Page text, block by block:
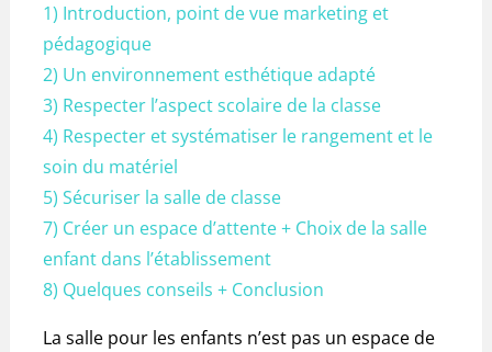
1) Introduction, point de vue marketing et
pédagogique
2) Un environnement esthétique adapté
3) Respecter l’aspect scolaire de la classe
4) Respecter et systématiser le rangement et le
soin du matériel
5) Sécuriser la salle de classe
7) Créer un espace d’attente + Choix de la salle
enfant dans l’établissement
8) Quelques conseils + Conclusion
La salle pour les enfants n’est pas un espace de